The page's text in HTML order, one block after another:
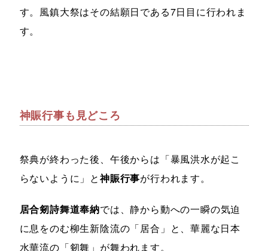
す。風鎮大祭はその結願日である7日目に行われま
す。
神賑行事も見どころ
祭典が終わった後、午後からは「暴風洪水が起こ
らないように」と神賑行事が行われます。
居合剱詩舞道奉納では、静から動への一瞬の気迫
に息をのむ柳生新陰流の「居合」と、華麗な日本
水華流の「剱舞」が舞われます。